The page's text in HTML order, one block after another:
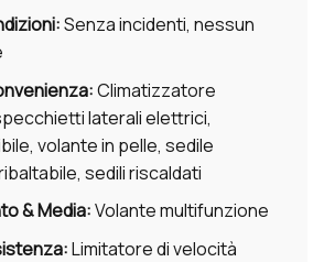
Senza incidenti, nessun
Climatizzatore
laterali elettrici,
volante in pelle, sedile
sedili riscaldati
& Media:Volante multifunzione
Limitatore di velocità